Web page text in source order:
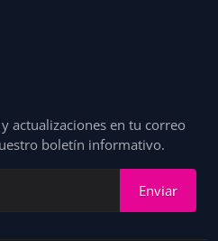
actualizaciones en tu correo
boletín informativo.
Enviar